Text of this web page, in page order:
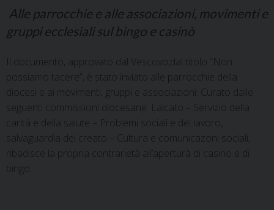
Alle parrocchie e alle associazioni, movimenti e
gruppi ecclesiali sul bingo e casinò
Il documento, approvato dal Vescovo,dal titolo “Non
possiamo tacere”, è stato inviato alle parrocchie della
diocesi e ai movimenti, gruppi e associazioni. Curato dalle
seguenti commissioni diocesane: Laicato – Servizio della
carità e della salute – Problemi sociali e del lavoro,
salvaguardia del creato – Cultura e comunicazoni sociali,
ribadisce la propria contrarietà all’aperturà di casino e di
bingo.